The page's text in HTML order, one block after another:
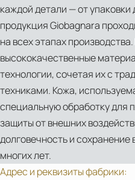
каждой детали — от
продукция Giobagnara
на всех этапах
высококачественные
технологии, сочетая их с
техниками. Кожа,
специальную обработку для
защиты от внешних
долговечность и
многих лет.
Адрес и реквизиты фабрики: